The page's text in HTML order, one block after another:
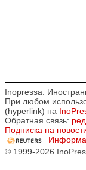
Inopressa:
При любом
(hyperlink) на
Обратная связь:
Подписка на
© 1999-2026